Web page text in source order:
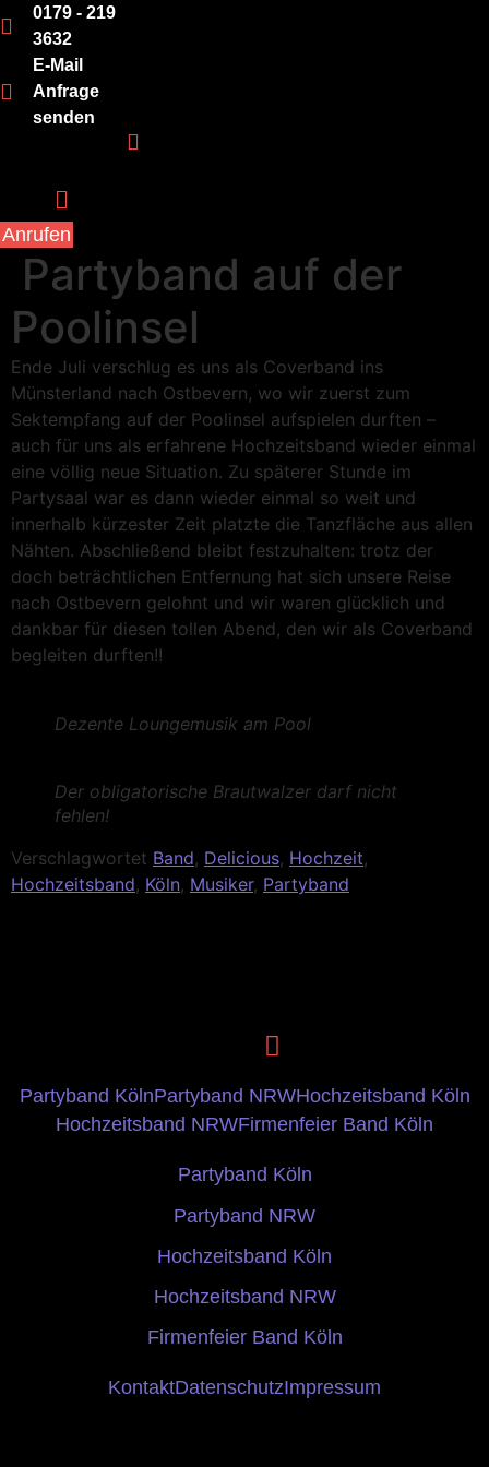
0179 - 219
3632
E-Mail
Anfrage
senden
Menü
Anrufen
Partyband auf der
Poolinsel
Ende Juli verschlug es uns als Coverband ins
Münsterland nach Ostbevern, wo wir zuerst zum
Sektempfang auf der Poolinsel aufspielen durften –
auch für uns als erfahrene Hochzeitsband wieder einmal
eine völlig neue Situation. Zu späterer Stunde im
Partysaal war es dann wieder einmal so weit und
innerhalb kürzester Zeit platzte die Tanzfläche aus allen
Nähten. Abschließend bleibt festzuhalten: trotz der
doch beträchtlichen Entfernung hat sich unsere Reise
nach Ostbevern gelohnt und wir waren glücklich und
dankbar für diesen tollen Abend, den wir als Coverband
begleiten durften!!
Dezente Loungemusik am Pool
Der obligatorische Brautwalzer darf nicht
fehlen!
Verschlagwortet Band, Delicious, Hochzeit,
Hochzeitsband, Köln, Musiker, Partyband
Partyband KölnPartyband NRWHochzeitsband Köln
Hochzeitsband NRWFirmenfeier Band Köln
Partyband Köln
Partyband NRW
Hochzeitsband Köln
Hochzeitsband NRW
Firmenfeier Band Köln
KontaktDatenschutzImpressum